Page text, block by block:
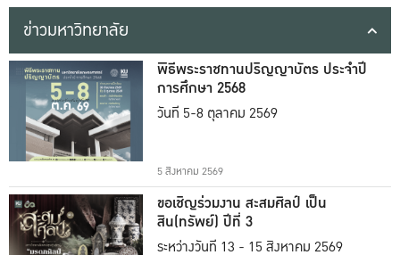
ข่าวมหาวิทยาลัย
พิธีพระราชทานปริญญาบัตร ประจำปี
การศึกษา 2568
วันที่ 5-8 ตุลาคม 2569
5 สิงหาคม 2569
ขอเชิญร่วมงาน สะสมศิลป์ เป็น
สิน(ทรัพย์) ปีที่ 3
ระหว่างวันที่ 13 - 15 สิงหาคม 2569